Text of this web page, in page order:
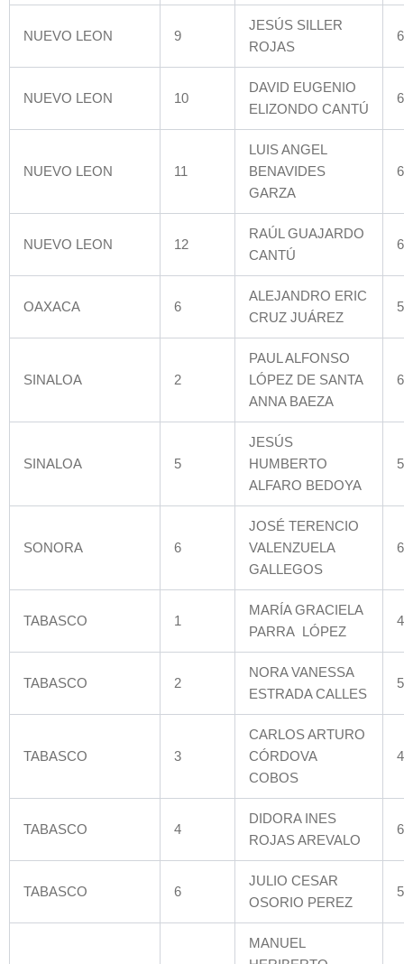
NUEVO LEON 9
JESÚS SILLER
ROJAS
NUEVO LEON 10
DAVID EUGENIO
ELIZONDO CANTÚ
NUEVO LEON 11
LUIS ANGEL
BENAVIDES
GARZA
NUEVO LEON 12
RAÚL GUAJARDO
CANTÚ
OAXACA 6
ALEJANDRO ERIC
CRUZ JUÁREZ
SINALOA 2
PAUL ALFONSO
LÓPEZ DE SANTA
ANNA BAEZA
SINALOA 5
JESÚS
HUMBERTO
ALFARO BEDOYA
SONORA 6
JOSÉ TERENCIO
VALENZUELA
GALLEGOS
TABASCO 1
MARÍA GRACIELA
PARRA LÓPEZ
TABASCO 2
NORA VANESSA
ESTRADA CALLES
TABASCO 3
CARLOS ARTURO
CÓRDOVA
COBOS
TABASCO 4
DIDORA INES
ROJAS AREVALO
TABASCO 6
JULIO CESAR
OSORIO PEREZ
MANUEL